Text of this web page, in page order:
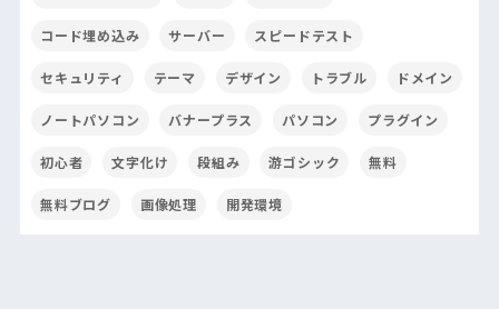
コード埋め込み サーバー スピードテスト
セキュリティ テーマ デザイン トラブル ドメイン
ノートパソコン バナープラス パソコン プラグイン
初心者 文字化け 段組み 游ゴシック 無料
無料ブログ 画像処理 開発環境